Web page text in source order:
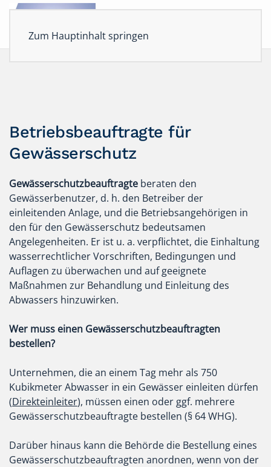
Zum Hauptinhalt springen
Betriebsbeauftragte für
Gewässerschutz
Gewässerschutzbeauftragte beraten den
Gewässerbenutzer, d. h. den Betreiber der
einleitenden Anlage, und die Betriebsangehörigen in
den für den Gewässerschutz bedeutsamen
Angelegenheiten. Er ist u. a. verpflichtet, die Einhaltung
wasserrechtlicher Vorschriften, Bedingungen und
Auflagen zu überwachen und auf geeignete
Maßnahmen zur Behandlung und Einleitung des
Abwassers hinzuwirken.
Wer muss einen Gewässerschutzbeauftragten
bestellen?
Unternehmen, die an einem Tag mehr als 750
Kubikmeter Abwasser in ein Gewässer einleiten dürfen
(Direkteinleiter), müssen einen oder ggf. mehrere
Gewässerschutzbeauftragte bestellen (§ 64 WHG).
Darüber hinaus kann die Behörde die Bestellung eines
Gewässerschutzbeauftragten anordnen, wenn von der